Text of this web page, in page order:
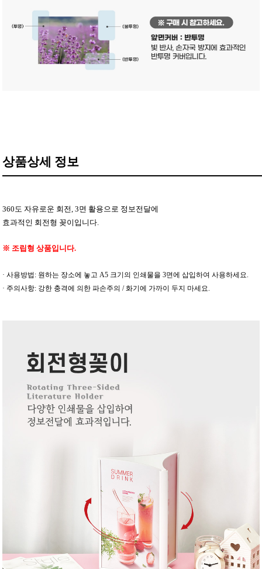
상품상세 정보
360도 자유로운 회전, 3면 활용으로 정보전달에
효과적인 회전형 꽂이입니다.
※ 조립형 상품입니다.
· 사용방법: 원하는 장소에 놓고 A5 크기의 인쇄물을 3면에 삽입하여 사용하세요.
· 주의사항: 강한 충격에 의한 파손주의 / 화기에 가까이 두지 마세요.